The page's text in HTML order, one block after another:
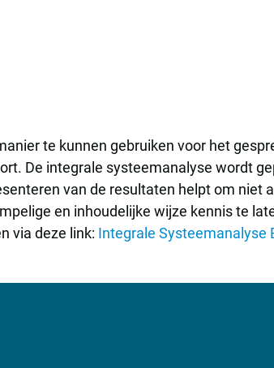
te kunnen gebruiken voor het
De integrale systeemanalyse wordt
van de resultaten helpt om niet
en inhoudelijke wijze kennis te
via deze link: Integrale Systeemanalyse